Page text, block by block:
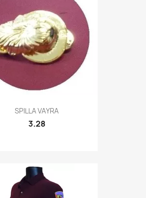
Quick view
SPILLA VAYRA
3.28